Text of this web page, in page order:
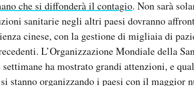
che si diffonderà il contagio. Non sarà
sanitarie negli altri paesi dovranno
cinese, con la gestione di migliaia di
L’Organizzazione Mondiale della
ha mostrato grandi attenzioni, e
stanno organizzando i paesi con il maggior